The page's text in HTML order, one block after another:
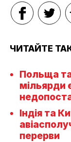
ЧИТАЙТЕ
Польща
мільярди
Індія та
перерви